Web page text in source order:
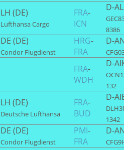
LH (DE)
Lufthansa Cargo
FRA-
ICN
D-
8386
DE (DE)
Condor Flugdienst
HRG-
FRA
D-
FRA-
WDH
D-
132
LH (DE)
Deutsche Lufthansa
FRA-
BUD
D-
1342
DE (DE)
Condor Flugdienst
PMI-
FRA
D-